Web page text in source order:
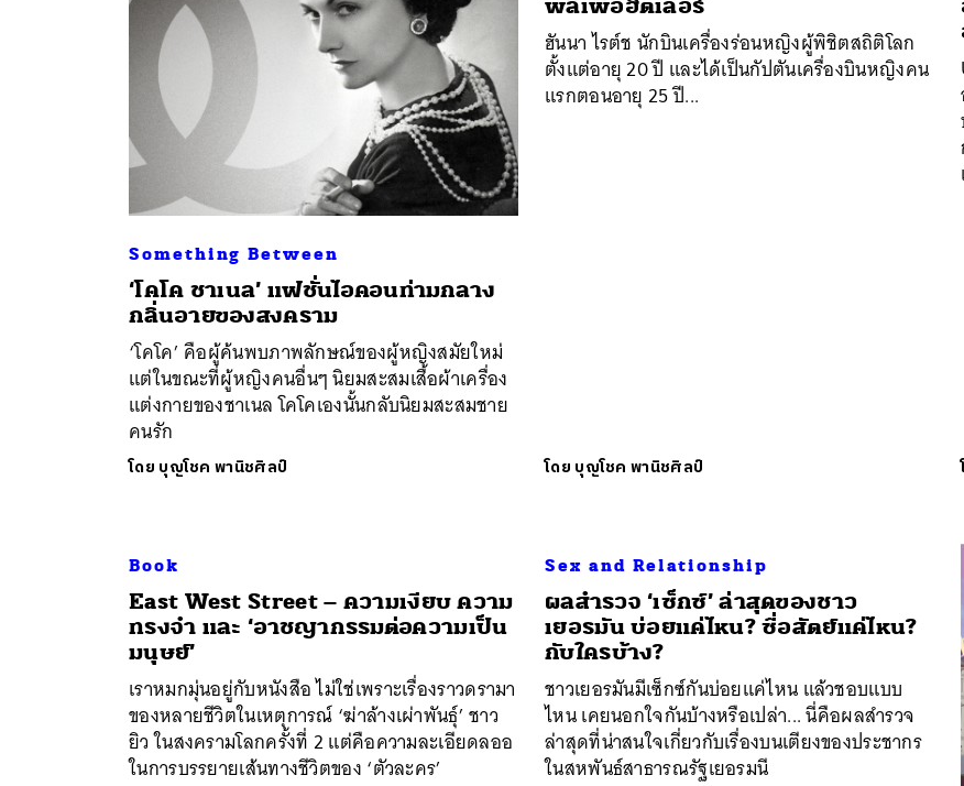
Something Between
‘โคโค ชาเนล’ แฟชั่นไอคอนท่ามกลาง
กลิ่นอายของสงคราม
‘โคโค’ คือผู้ค้นพบภาพลักษณ์ของผู้หญิงสมัยใหม่
แต่ในขณะที่ผู้หญิงคนอื่นๆ นิยมสะสมเสื้อผ้าเครื่อง
แต่งกายของชาเนล โคโคเองนั้นกลับนิยมสะสมชาย
คนรัก
โดย บุญโชค พานิชศิลป์
พลีเพื่อฮิตเลอร์
ฮันนา ไรต์ช นักบินเครื่องร่อนหญิงผู้พิชิตสถิติโลก
ตั้งแต่อายุ 20 ปี และได้เป็นกัปตันเครื่องบินหญิงคน
แรกตอนอายุ 25 ปี...
โดย บุญโชค พานิชศิลป์
Book
East West Street – ความเงียบ ความ
ทรงจำ และ ‘อาชญากรรมต่อความเป็น
มนุษย์’
เราหมกมุ่นอยู่กับหนังสือ ไม่ใช่เพราะเรื่องราวดรามา
ของหลายชีวิตในเหตุการณ์ ‘ฆ่าล้างเผ่าพันธุ์’ ชาว
ยิว ในสงครามโลกครั้งที่ 2 แต่คือความละเอียดลออ
ในการบรรยายเส้นทางชีวิตของ ‘ตัวละคร’
Sex and Relationship
ผลสำรวจ ‘เซ็กซ์’ ล่าสุดของชาว
เยอรมัน บ่อยแค่ไหน? ซื่อสัตย์แค่ไหน?
กับใครบ้าง?
ชาวเยอรมันมีเซ็กซ์กันบ่อยแค่ไหน แล้วชอบแบบ
ไหน เคยนอกใจกันบ้างหรือเปล่า... นี่คือผลสำรวจ
ล่าสุดที่น่าสนใจเกี่ยวกับเรื่องบนเตียงของประชากร
ในสหพันธ์สาธารณรัฐเยอรมนี